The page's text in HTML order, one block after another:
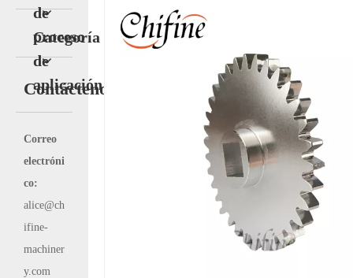
de
proceso
Categoría
de
aplicación
Contáctenos
Correo
electróni
co:
alice@ch
ifine-
machiner
y.com